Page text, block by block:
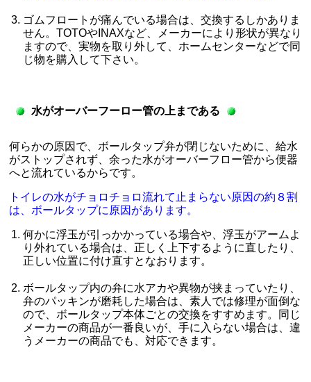
ゴムフロートが痛んでいる場合は、交換するしかありま
せん。TOTOやINAXなど、メーカーにより形状が異なり
ますので、実物を取り外して、ホームセンターなどで同
じ物を購入して下さい。
水がオーバーフーロー管の上まである
何らかの原因で、ボールタップ弁が閉じないために、給水
がストップされず、余った水がオーバーフロー管から便器
へと流れているからです。
トイレの水がチョロチョロ流れて止まらない原因の約８割
は、ボールタップに原因があります。
何かに浮玉が引っかかっている場合や、浮玉がアームよ
り外れている場合は、正しく上下するように直したり、
正しい位置に付け直すとなおります。
ボールタップ内の弁に水アカや異物が挟まっていたり、
弁のパッキンが磨耗した場合は、素人では修理が面倒な
ので、ボールタップ本体ごとの交換をすすめます。同じ
メーカーの商品が一番良いが、手に入らない場合は、違
うメーカーの商品でも、対応できます。